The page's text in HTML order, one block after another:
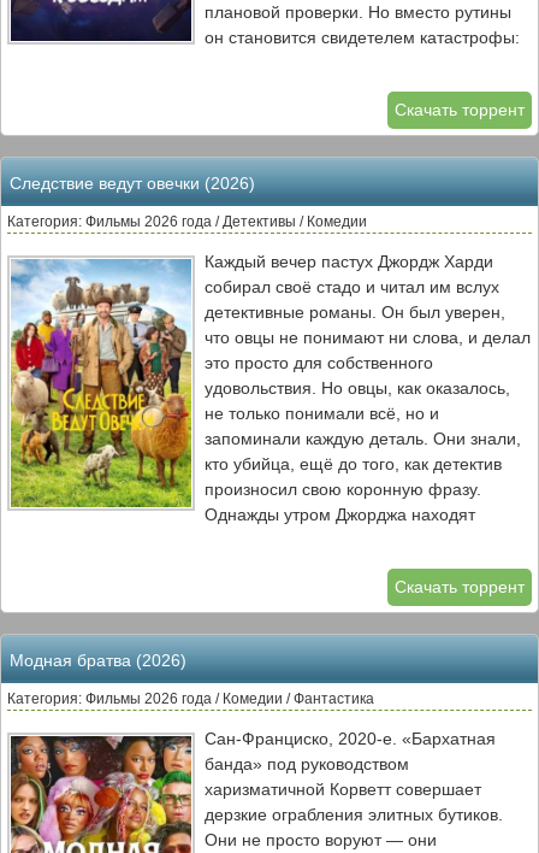
плановой проверки. Но вместо рутины
он становится свидетелем катастрофы:
оказывается в ловушке собственных
Теперь Сюю предстоит предотвратить
катастрофу, пока система окончательно
не разрушила сознание всех на борту.
Единственная надежда — разбудить
капитана. Но сделать это можно лишь
одним способом: проникнуть в её
сновидение. Оказавшись внутри, он
сталкивается с миром, где реальность и
фантазия переплетены, а каждый шаг
может стать последним. Сможет ли он
найти выход, пока корабль продолжает
нестись к неизведанной планете?
Скачать торрент
Следствие ведут овечки (2026)
Категория: Фильмы 2026 года / Детективы / Комедии
Каждый вечер пастух Джордж Харди
собирал своё стадо и читал им вслух
детективные романы. Он был уверен,
что овцы не понимают ни слова, и делал
это просто для собственного
удовольствия. Но овцы, как оказалось,
не только понимали всё, но и
запоминали каждую деталь. Они знали,
кто убийца, ещё до того, как детектив
произносил свою коронную фразу.
Однажды утром Джорджа находят
несчастный случай, но стадо не верит.
Вооружившись знаниями, почерпнутыми
из сотен прочитанных историй, овцы
решают, что пришло их время
Им предстоит отыскать улики, допросить
подозреваемых и найти настоящего
убийцу, пока полиция идёт по ложному
следу. Это история о том, что даже
самые неожиданные создания могут
стать великими сыщиками, если у них
есть мотивация, острый ум и
Скачать торрент
Модная братва (2026)
Категория: Фильмы 2026 года / Комедии / Фантастика
Сан-Франциско, 2020-е. «Бархатная
банда» под руководством
харизматичной Корветт совершает
дерзкие ограбления элитных бутиков.
Они не просто воруют — они